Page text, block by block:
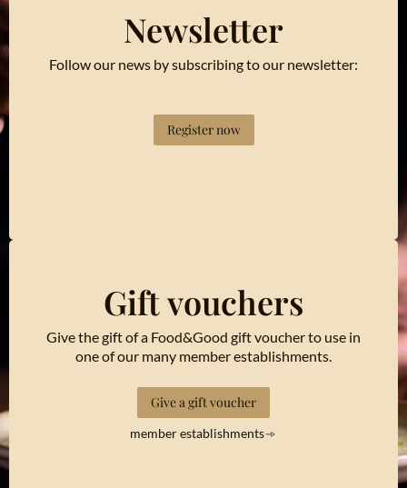
Newsletter
Follow our news by subscribing to our newsletter:
Register now
Gift vouchers
Give the gift of a Food&Good gift voucher to use in
one of our many member establishments.
Give a gift voucher
member establishments